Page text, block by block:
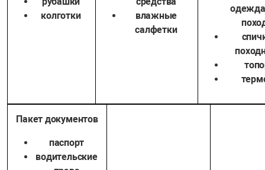
колготки
влажные
салфетки
Пакет документов
паспорт
водительские